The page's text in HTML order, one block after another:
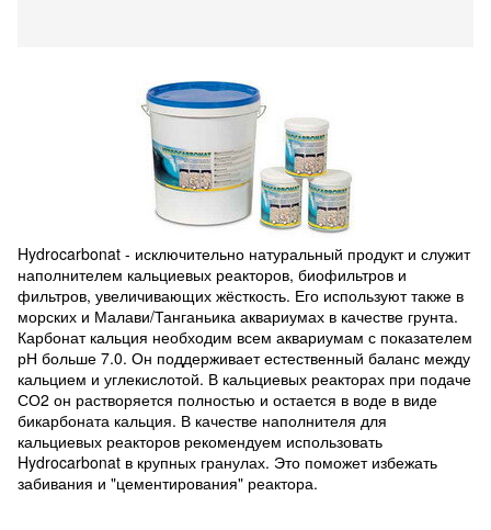
Hydrocarbonat - исключительно натуральный продукт и служит
наполнителем кальциевых реакторов, биофильтров и
фильтров, увеличивающих жёсткость. Его используют также в
морских и Малави/Танганьика аквариумах в качестве грунта.
Карбонат кальция необходим всем аквариумам с показателем
рН больше 7.0. Он поддерживает естественный баланс между
кальцием и углекислотой. В кальциевых реакторах при подаче
СО2 он растворяется полностью и остается в воде в виде
бикарбоната кальция. В качестве наполнителя для
кальциевых реакторов рекомендуем использовать
Hydrocarbonat в крупных гранулах. Это поможет избежать
забивания и "цементирования" реактора.